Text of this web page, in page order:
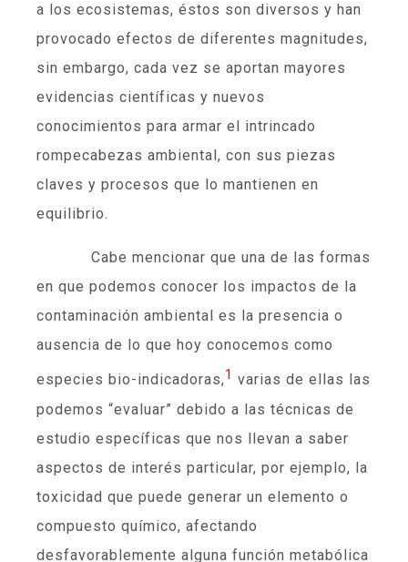
a los ecosistemas, éstos son diversos y han
provocado efectos de diferentes magnitudes,
sin embargo, cada vez se aportan mayores
evidencias científicas y nuevos
conocimientos para armar el intrincado
rompecabezas ambiental, con sus piezas
claves y procesos que lo mantienen en
equilibrio.
Cabe mencionar que una de las formas
en que podemos conocer los impactos de la
contaminación ambiental es la presencia o
ausencia de lo que hoy conocemos como
especies bio-indicadoras,1 varias de ellas las
podemos “evaluar” debido a las técnicas de
estudio específicas que nos llevan a saber
aspectos de interés particular, por ejemplo, la
toxicidad que puede generar un elemento o
compuesto químico, afectando
desfavorablemente alguna función metabólica